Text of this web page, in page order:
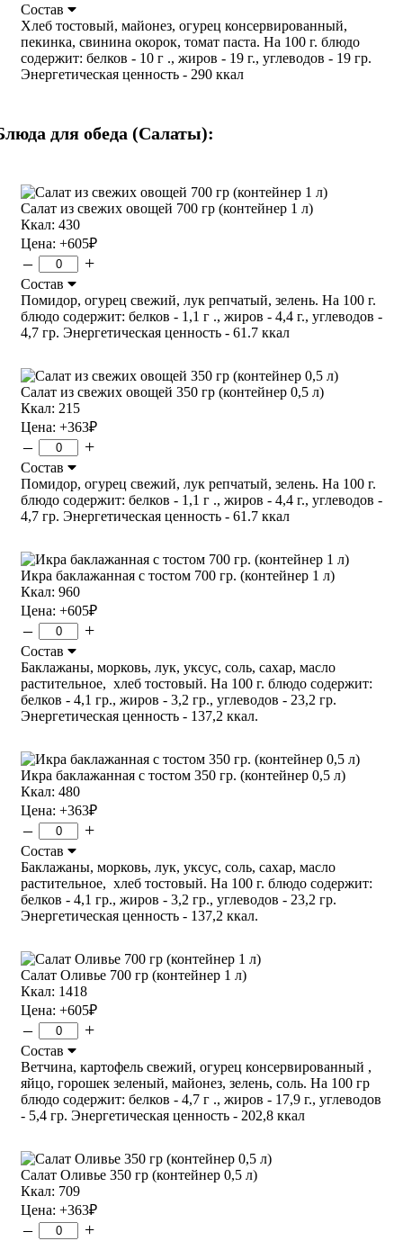
Состав
Хлеб тостовый, майонез, огурец консервированный,
пекинка, свинина окорок, томат паста. На 100 г. блюдо
содержит: белков - 10 г ., жиров - 19 г., углеводов - 19 гр.
Энергетическая ценность - 290 ккал
для обеда (Салаты):
Салат из свежих овощей 700 гр (контейнер 1 л)
Ккал: 430
Цена: +605₽
– +
Состав
Помидор, огурец свежий, лук репчатый, зелень. На 100 г.
блюдо содержит: белков - 1,1 г ., жиров - 4,4 г., углеводов -
4,7 гр. Энергетическая ценность - 61.7 ккал
Салат из свежих овощей 350 гр (контейнер 0,5 л)
Ккал: 215
Цена: +363₽
– +
Состав
Помидор, огурец свежий, лук репчатый, зелень. На 100 г.
блюдо содержит: белков - 1,1 г ., жиров - 4,4 г., углеводов -
4,7 гр. Энергетическая ценность - 61.7 ккал
Икра баклажанная с тостом 700 гр. (контейнер 1 л)
Ккал: 960
Цена: +605₽
– +
Состав
Баклажаны, морковь, лук, уксус, соль, сахар, масло
растительное, хлеб тостовый. На 100 г. блюдо содержит:
белков - 4,1 гр., жиров - 3,2 гр., углеводов - 23,2 гр.
Энергетическая ценность - 137,2 ккал.
Икра баклажанная с тостом 350 гр. (контейнер 0,5 л)
Ккал: 480
Цена: +363₽
– +
Состав
Баклажаны, морковь, лук, уксус, соль, сахар, масло
растительное, хлеб тостовый. На 100 г. блюдо содержит:
белков - 4,1 гр., жиров - 3,2 гр., углеводов - 23,2 гр.
Энергетическая ценность - 137,2 ккал.
Салат Оливье 700 гр (контейнер 1 л)
Ккал: 1418
Цена: +605₽
– +
Состав
Ветчина, картофель свежий, огурец консервированный ,
яйцо, горошек зеленый, майонез, зелень, соль. На 100 гр
блюдо содержит: белков - 4,7 г ., жиров - 17,9 г., углеводов
- 5,4 гр. Энергетическая ценность - 202,8 ккал
Салат Оливье 350 гр (контейнер 0,5 л)
Ккал: 709
Цена: +363₽
– +